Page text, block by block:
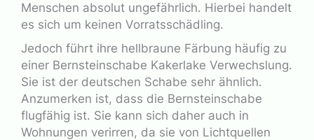
Menschen absolut ungefährlich. Hierbei handelt
es sich um keinen Vorratsschädling.
Jedoch führt ihre hellbraune Färbung häufig zu
einer Bernsteinschabe Kakerlake Verwechslung.
Sie ist der deutschen Schabe sehr ähnlich.
Anzumerken ist, dass die Bernsteinschabe
flugfähig ist. Sie kann sich daher auch in
Wohnungen verirren, da sie von Lichtquellen